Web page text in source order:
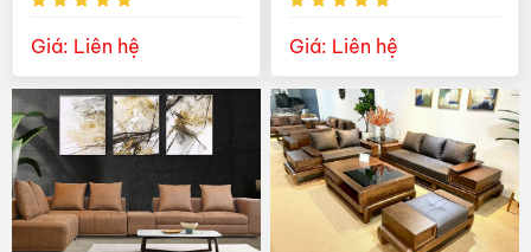
Giá: Liên hệ Giá: Liên hệ